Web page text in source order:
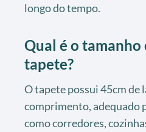
longo do tempo.
Qual é o tamanho
tapete?
O tapete possui 45cm de
comprimento, adequado
como corredores,